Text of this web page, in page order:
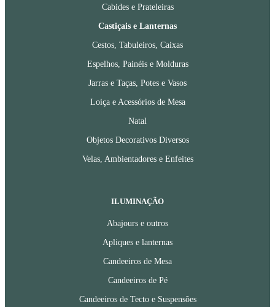
Cabides e Prateleiras
Castiçais e Lanternas
Cestos, Tabuleiros, Caixas
Espelhos, Painéis e Molduras
Jarras e Taças, Potes e Vasos
Loiça e Acessórios de Mesa
Natal
Objetos Decorativos Diversos
Velas, Ambientadores e Enfeites
ILUMINAÇÃO
Abajours e outros
Apliques e lanternas
Candeeiros de Mesa
Candeeiros de Pé
Candeeiros de Tecto e Suspensões